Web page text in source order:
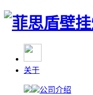
关于
公司介绍